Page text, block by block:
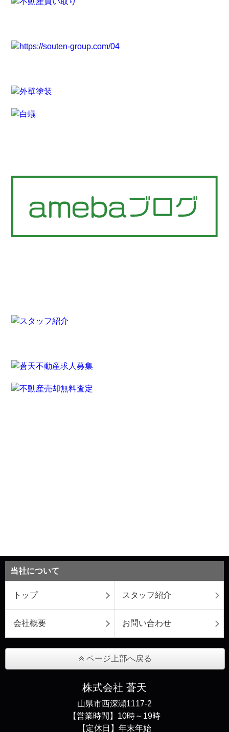
当社について
トップ スタッフ紹介
会社概要 お問い合わせ
ページ上部へ戻る
株式会社 蒼天
山県市西深瀬1117-2
【営業時間】10時～19時
【定休日】年末年始